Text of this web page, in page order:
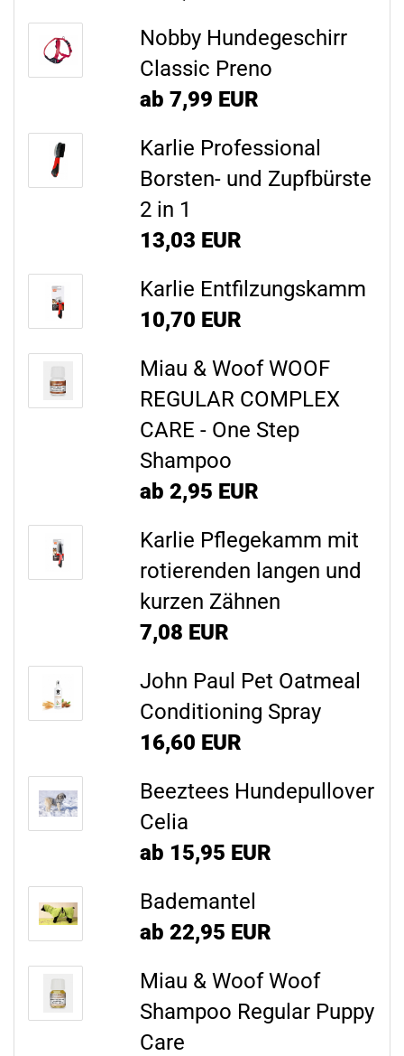
Nobby Hundegeschirr
Classic Preno
ab 7,99 EUR
Karlie Professional
Borsten- und Zupfbürste
2 in 1
13,03 EUR
Karlie Entfilzungskamm
10,70 EUR
Miau & Woof WOOF
REGULAR COMPLEX
CARE - One Step
Shampoo
ab 2,95 EUR
Karlie Pflegekamm mit
rotierenden langen und
kurzen Zähnen
7,08 EUR
John Paul Pet Oatmeal
Conditioning Spray
16,60 EUR
Beeztees Hundepullover
Celia
ab 15,95 EUR
Bademantel
ab 22,95 EUR
Miau & Woof Woof
Shampoo Regular Puppy
Care